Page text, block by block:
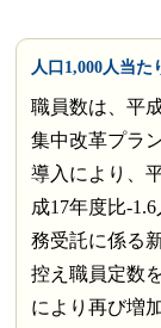
人口1,000人当
職員数は、平
集中改革プラ
導入により、
成17年度比-
務受託に係る
控え職員定数
により再び増